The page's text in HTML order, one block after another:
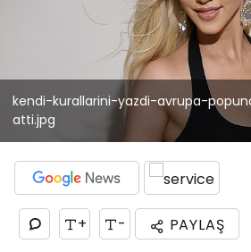
kendi-kurallarini-yazdi-avrupa-
atti.jpg
+ - PAYLAŞ